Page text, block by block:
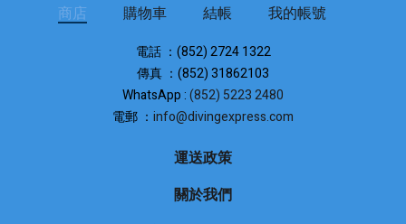
商店 購物車 結帳 我的帳號
電話 ：(852) 2724 1322
傳真 ：(852) 31862103
WhatsApp :(852) 5223 2480
電郵 ： info@divingexpress.com
運送政策
關於我們